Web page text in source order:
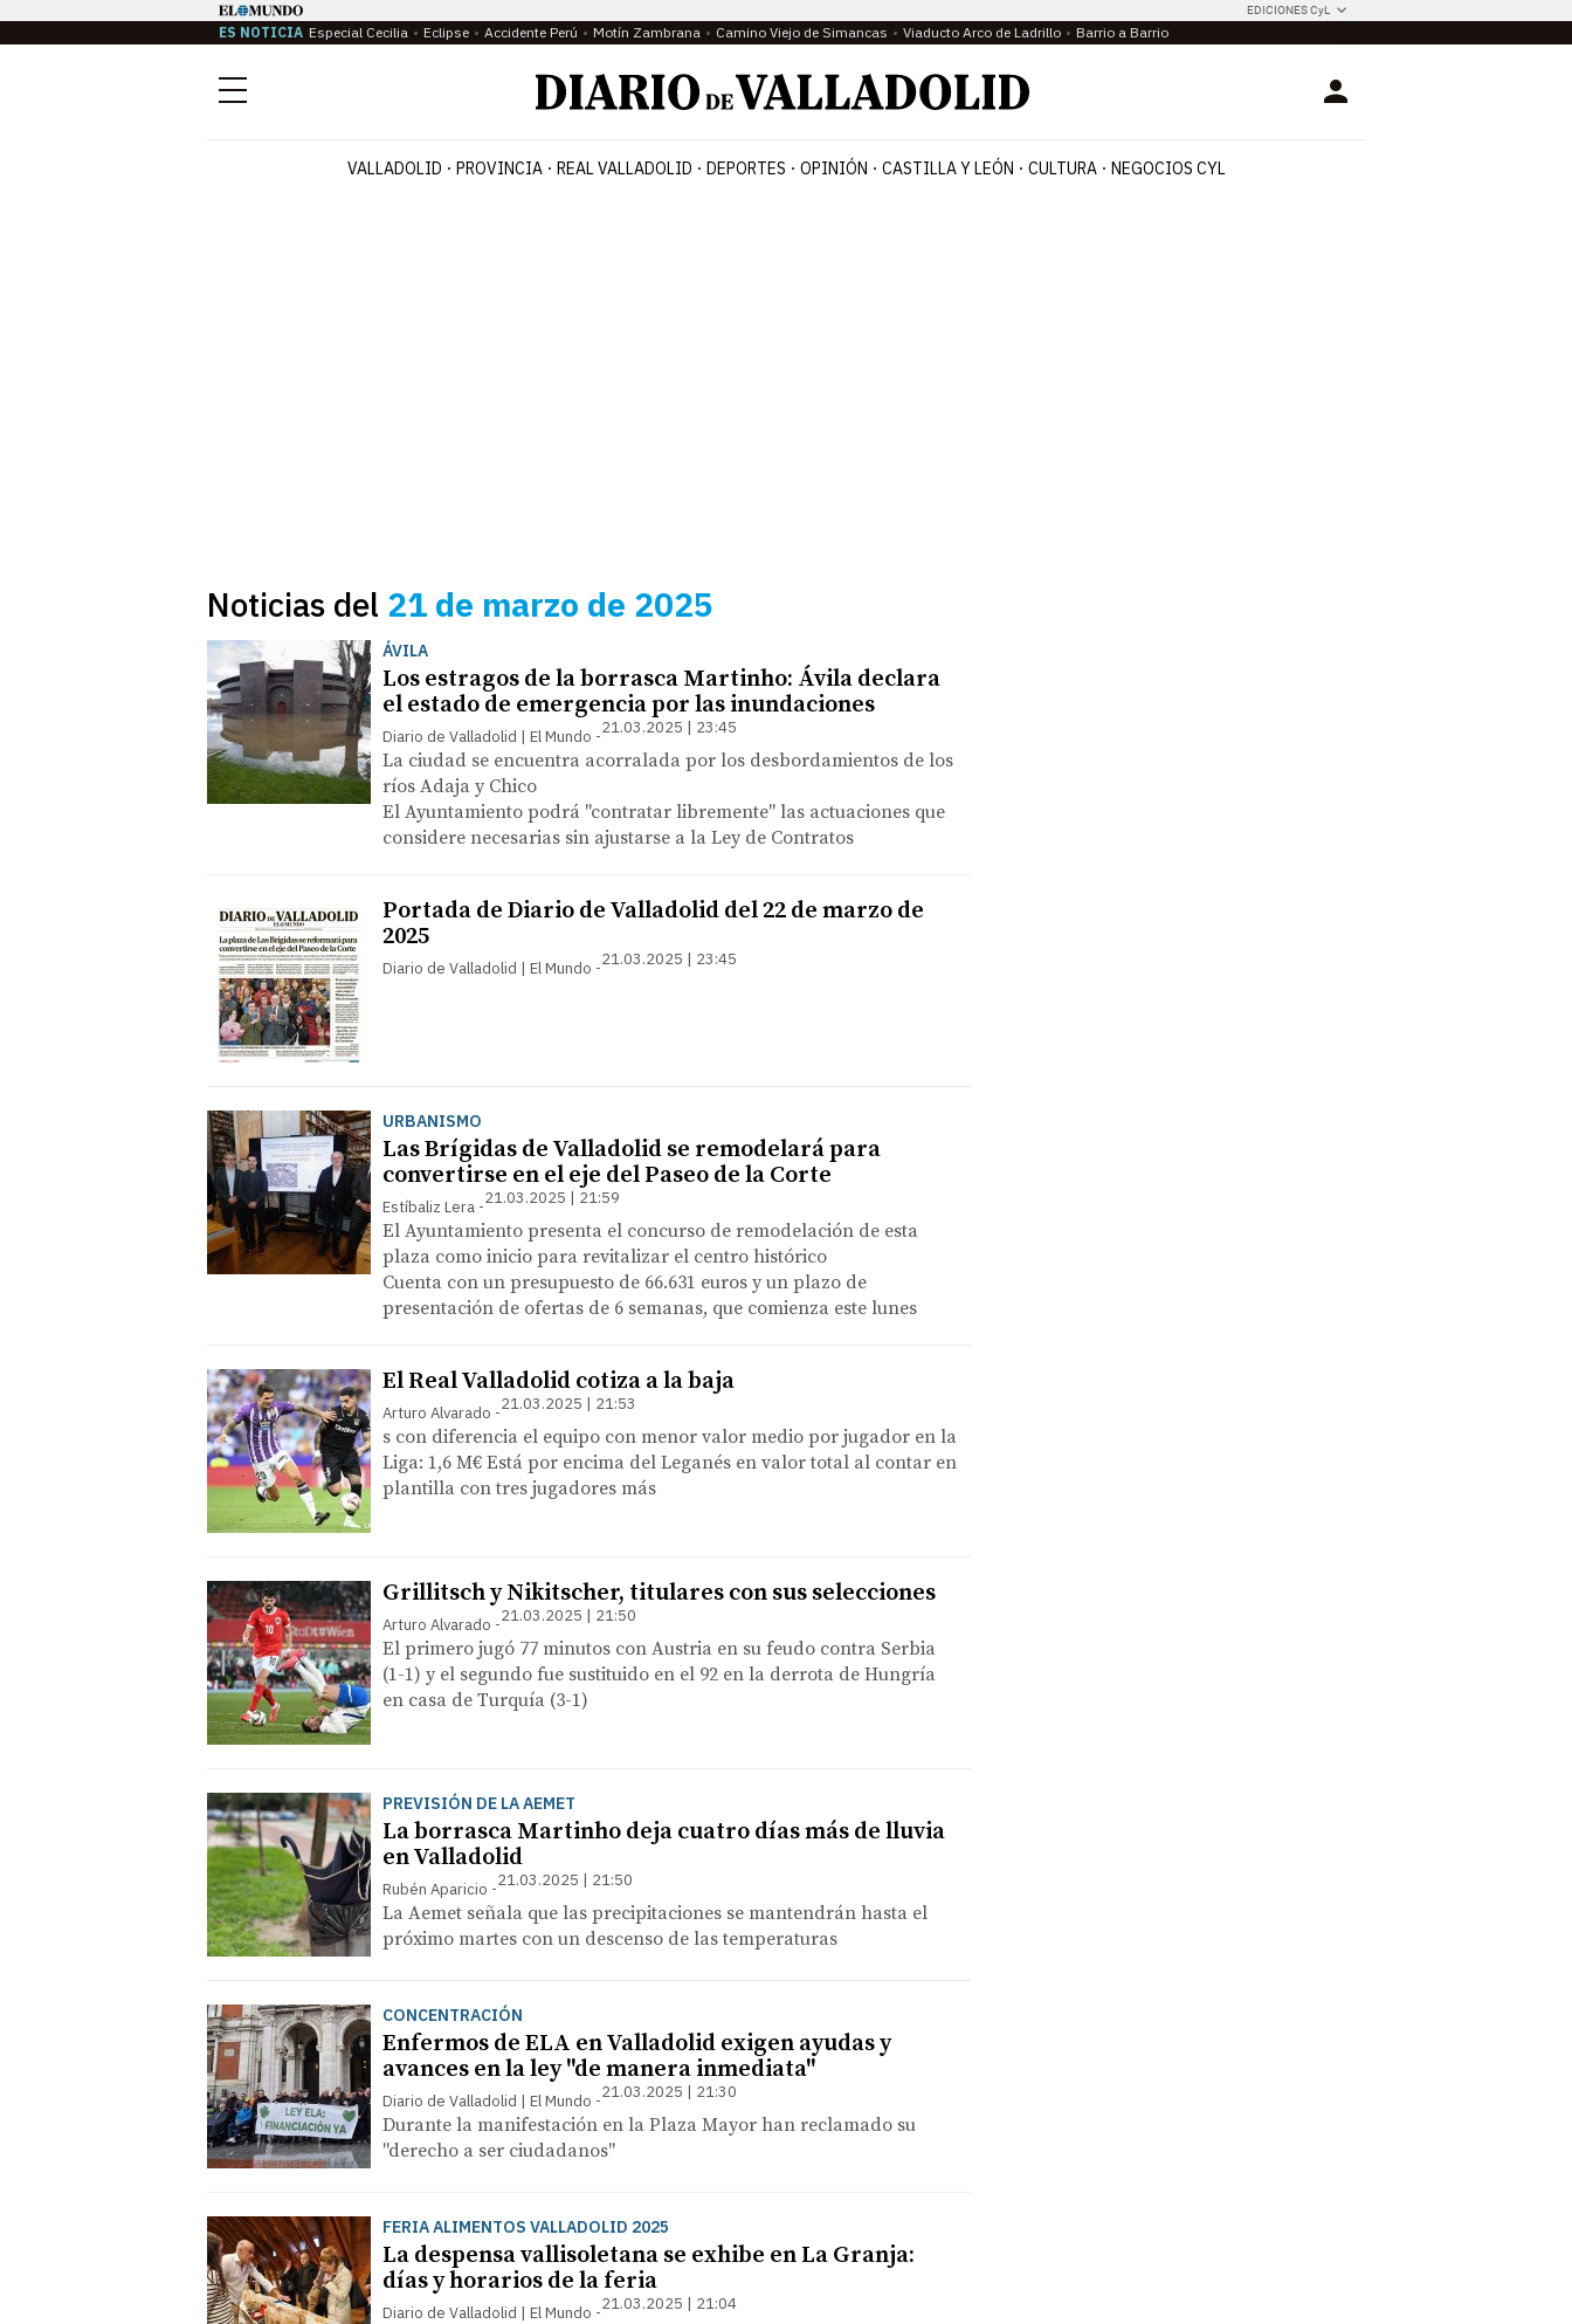
EDICIONES CyL
ES NOTICIA Especial Cecilia Eclipse Accidente Perú Motín Zambrana Camino Viejo de Simancas Viaducto Arco de Ladrillo Barrio a Barrio
Menú Login
VALLADOLID PROVINCIA REAL VALLADOLID DEPORTES OPINIÓN CASTILLA Y LEÓN CULTURA NEGOCIOS CYL
Noticias del 21 de marzo de 2025
ÁVILA
Los estragos de la borrasca Martinho: Ávila declara
el estado de emergencia por las inundaciones
Diario de Valladolid | El Mundo 21.03.2025 | 23:45
La ciudad se encuentra acorralada por los desbordamientos de los
ríos Adaja y Chico
El Ayuntamiento podrá "contratar libremente" las actuaciones que
considere necesarias sin ajustarse a la Ley de Contratos
Portada de Diario de Valladolid del 22 de marzo de
2025
Diario de Valladolid | El Mundo 21.03.2025 | 23:45
URBANISMO
Las Brígidas de Valladolid se remodelará para
convertirse en el eje del Paseo de la Corte
Estíbaliz Lera 21.03.2025 | 21:59
El Ayuntamiento presenta el concurso de remodelación de esta
plaza como inicio para revitalizar el centro histórico
Cuenta con un presupuesto de 66.631 euros y un plazo de
presentación de ofertas de 6 semanas, que comienza este lunes
El Real Valladolid cotiza a la baja
Arturo Alvarado 21.03.2025 | 21:53
s con diferencia el equipo con menor valor medio por jugador en la
Liga: 1,6 M€ Está por encima del Leganés en valor total al contar en
plantilla con tres jugadores más
Grillitsch y Nikitscher, titulares con sus selecciones
Arturo Alvarado 21.03.2025 | 21:50
El primero jugó 77 minutos con Austria en su feudo contra Serbia
(1-1) y el segundo fue sustituido en el 92 en la derrota de Hungría
en casa de Turquía (3-1)
PREVISIÓN DE LA AEMET
La borrasca Martinho deja cuatro días más de lluvia
en Valladolid
Rubén Aparicio 21.03.2025 | 21:50
La Aemet señala que las precipitaciones se mantendrán hasta el
próximo martes con un descenso de las temperaturas
CONCENTRACIÓN
Enfermos de ELA en Valladolid exigen ayudas y
avances en la ley "de manera inmediata"
Diario de Valladolid | El Mundo 21.03.2025 | 21:30
Durante la manifestación en la Plaza Mayor han reclamado su
"derecho a ser ciudadanos"
FERIA ALIMENTOS VALLADOLID 2025
La despensa vallisoletana se exhibe en La Granja:
días y horarios de la feria
Diario de Valladolid | El Mundo 21.03.2025 | 21:04